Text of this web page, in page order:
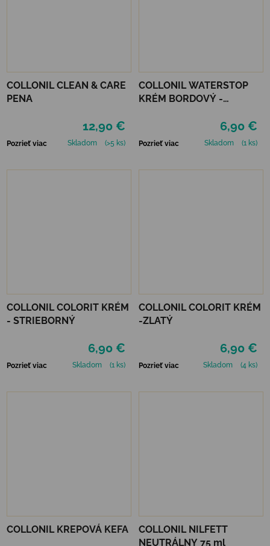
COLLONIL CLEAN & CARE
PENA
12,90 €
Pozrieť viac Skladom (>5 ks)
COLLONIL WATERSTOP
KRÉM BORDOVÝ -
6,90 €
Pozrieť viac Skladom (1 ks)
COLLONIL COLORIT KRÉM
- STRIEBORNÝ
6,90 €
Pozrieť viac Skladom (1 ks)
COLLONIL COLORIT KRÉM
-ZLATÝ
6,90 €
Pozrieť viac Skladom (4 ks)
COLLONIL KREPOVÁ KEFA
COLLONIL NILFETT
NEUTRÁLNY 75 ml